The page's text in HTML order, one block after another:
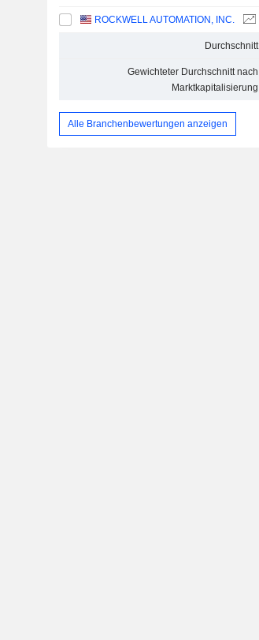
ROCKWELL AUTOMATION, INC.
Durchschnitt
Gewichteter Durchschnitt nach
Marktkapitalisierung
Alle Branchenbewertungen anzeigen